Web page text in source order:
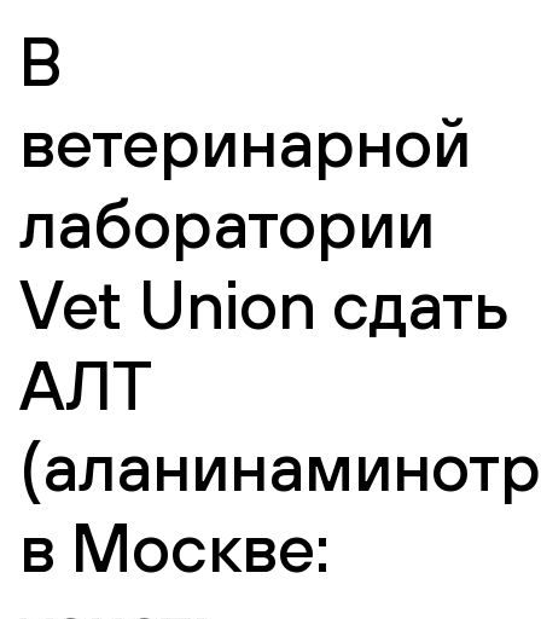
В
ветеринарной
лаборатории
Vet Union сдать
АЛТ
в Москве: